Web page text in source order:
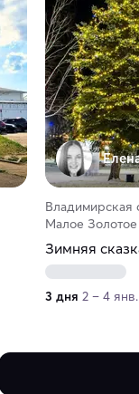
Владимирская
Малое
Зимняя
3 дня 2 – 4